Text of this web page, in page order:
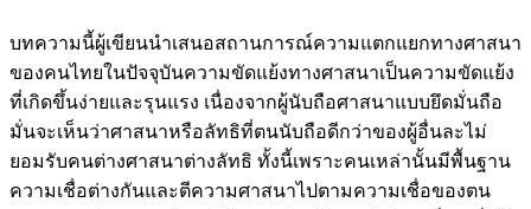
บทความนี้ผู้เขียนนำเสนอสถานการณ์ความแตกแยกทางศาสนา
ของคนไทยในปัจจุบันความขัดแย้งทางศาสนาเป็นความขัดแย้ง
ที่เกิดขึ้นง่ายและรุนแรง เนื่องจากผู้นับถือศาสนาแบบยึดมั่นถือ
มั่นจะเห็นว่าศาสนาหรือลัทธิที่ตนนับถือดีกว่าของผู้อื่นละไม่
ยอมรับคนต่างศาสนาต่างลัทธิ ทั้งนี้เพราะคนเหล่านั้นมีพื้นฐาน
ความเชื่อต่างกันและตีความศาสนาไปตามความเชื่อของตน